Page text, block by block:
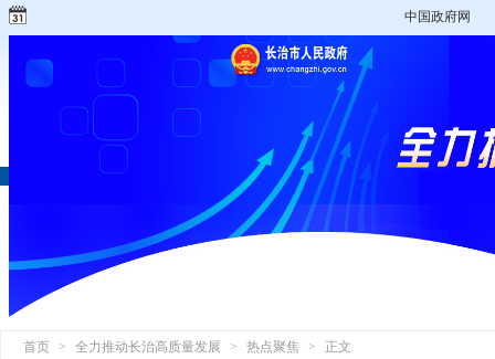
中国政府网
首页 > 全力推动长治高质量发展 > 热点聚焦 > 正文